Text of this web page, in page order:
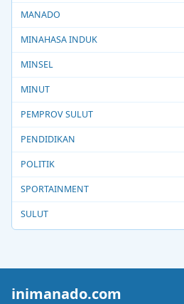
MANADO
MINAHASA INDUK
MINSEL
MINUT
PEMPROV SULUT
PENDIDIKAN
POLITIK
SPORTAINMENT
SULUT
inimanado.com